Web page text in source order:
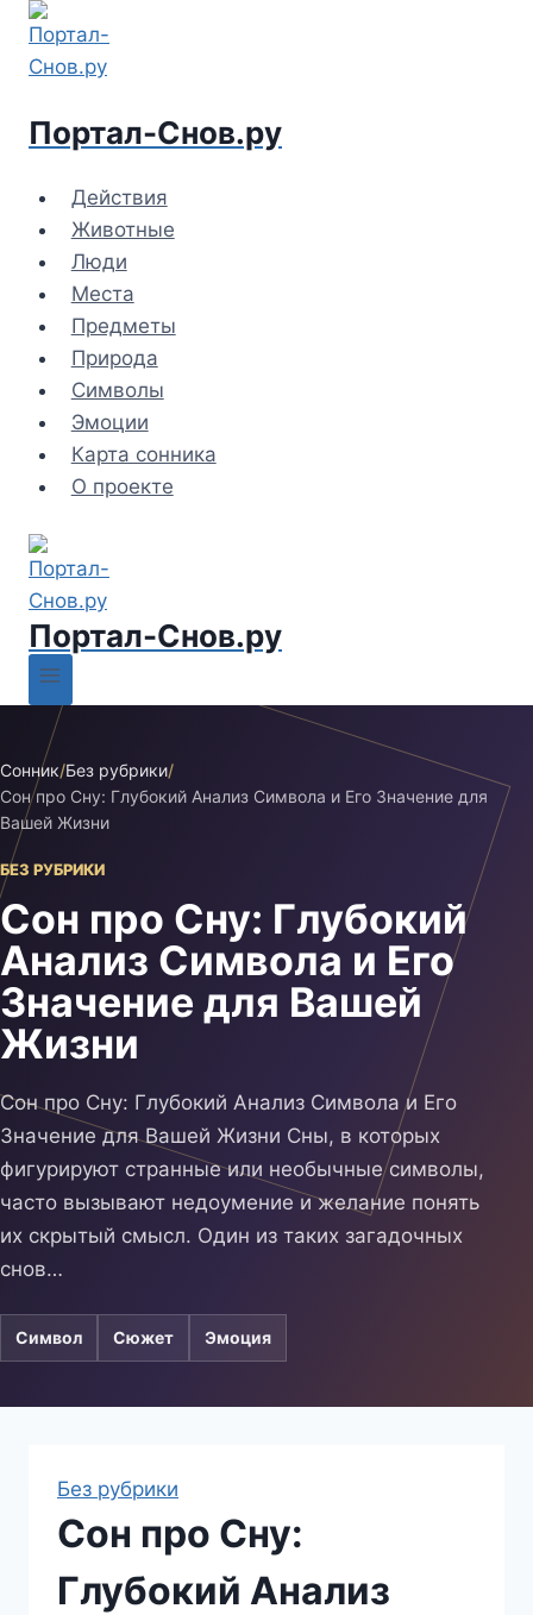
Перейти
содержимому
Портал-Снов.ру
Действия
Животные
Люди
Места
Предметы
Природа
Символы
Эмоции
Карта сонника
О проекте
Портал-Снов.ру
Сонник/Без рубрики/
Сон про Сну: Глубокий Анализ Символа и Его Значение для
Вашей Жизни
БЕЗ РУБРИКИ
Сон про Сну: Глубокий
Анализ Символа и Его
Значение для Вашей
Жизни
Сон про Сну: Глубокий Анализ Символа и Его
Значение для Вашей Жизни Сны, в которых
фигурируют странные или необычные символы,
часто вызывают недоумение и желание понять
их скрытый смысл. Один из таких загадочных
снов…
Символ Сюжет Эмоция
Без рубрики
Сон про Сну:
Глубокий Анализ